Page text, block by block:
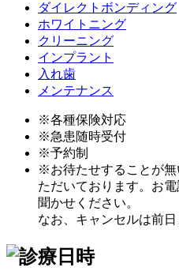
ダイレクトボンディング
ホワイトニング
クリーニング
インプラント
入れ歯
メンテナンス
※各種保険対応
※急患随時受付
※予約制
※お待たせすることが
ただいております。お
聞かせください。
なお、キャンセルは前日